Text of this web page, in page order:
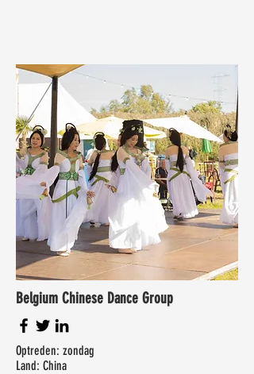
Belgium Chinese Dance Group
Optreden: zondag
Land: China